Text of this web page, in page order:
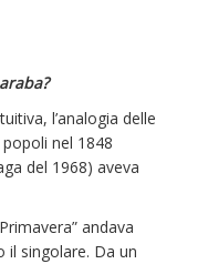
l’analogia delle
nel 1848
del 1968) aveva
andava
il singolare. Da un